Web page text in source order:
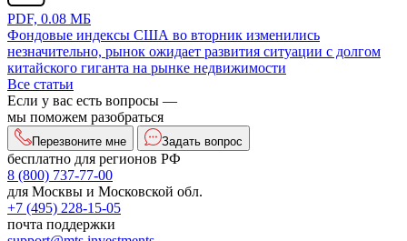
PDF, 0.08 МБ
Фондовые индексы США во вторник изменились
незначительно, рынок ожидает развития ситуации с долгом
китайского гиганта на рынке недвижимости
Все статьи
Если у вас есть вопросы —
мы поможем разобраться
Перезвоните мне Задать вопрос
бесплатно для регионов РФ
8 (800) 737-77-00
для Москвы и Московской обл.
+7 (495) 228-15-05
почта поддержки